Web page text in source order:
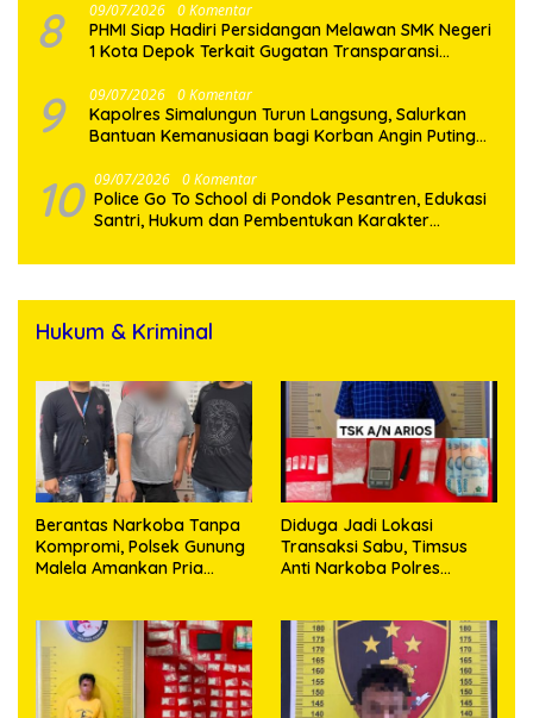
8 09/07/2026 0 Komentar
PHMI Siap Hadiri Persidangan Melawan SMK Negeri
1 Kota Depok Terkait Gugatan Transparansi
9 09/07/2026 0 Komentar
Kapolres Simalungun Turun Langsung, Salurkan
Bantuan Kemanusiaan bagi Korban Angin Puting
10 09/07/2026 0 Komentar
Police Go To School di Pondok Pesantren, Edukasi
Santri, Hukum dan Pembentukan Karakter
Hukum & Kriminal
Berantas Narkoba Tanpa
Kompromi, Polsek Gunung
Malela Amankan Pria
Diduga Jadi Lokasi
Transaksi Sabu, Timsus
Anti Narkoba Polres
63,67 Gram Sabu